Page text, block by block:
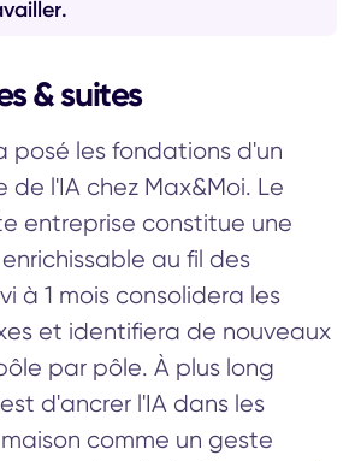
& suites
posé les fondations d'un
de l'IA chez Max&Moi. Le
entreprise constitue une
au fil des
à 1 mois consolidera les
et identifiera de nouveaux
par pôle. À plus long
d'ancrer l'IA dans les
comme un geste